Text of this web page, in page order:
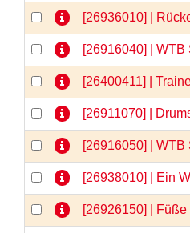
[26936010] |
[26916040] |
[26400411] |
[26911070] |
[26916050] | WTB
[26938010] | Ein
[26926150] |